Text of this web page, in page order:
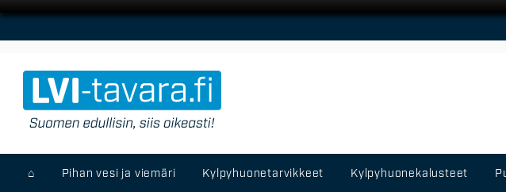
⌂ Pihan vesi ja viemäri Kylpyhuonetarvikkeet Kylpyhuonekalusteet